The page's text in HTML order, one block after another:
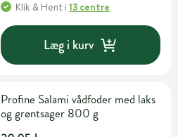
Klik & Hent i13 centre
Læg i kurv
Profine Salami vådfoder med laks
og grøntsager 800 g